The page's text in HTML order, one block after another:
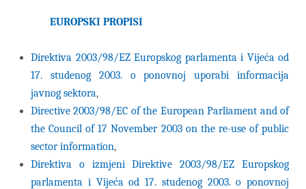
EUROPSKI PROPISI
Direktiva 2003/98/EZ Europskog parlamenta i Vijeća od
17. studenog 2003. o ponovnoj uporabi informacija
javnog sektora,
Directive 2003/98/EC of the European Parliament and of
the Council of 17 November 2003 on the re-use of public
sector information,
Direktiva o izmjeni Direktive 2003/98/EZ Europskog
parlamenta i Vijeća od 17. studenog 2003. o ponovnoj